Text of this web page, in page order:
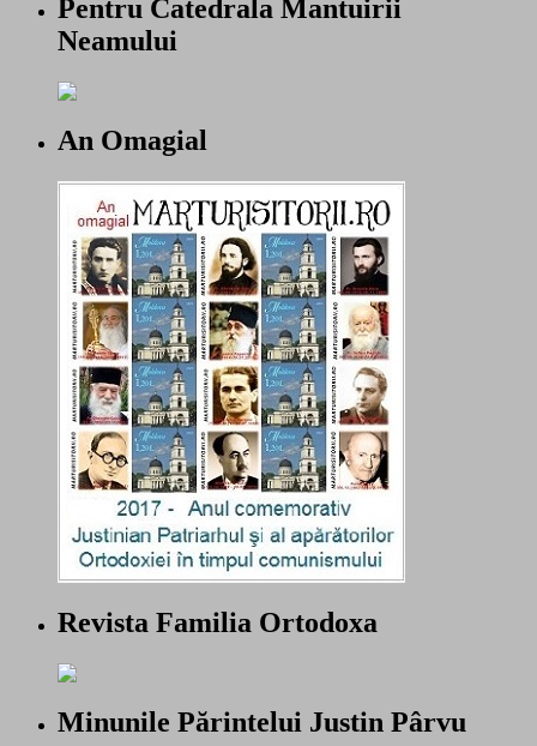
Pentru Catedrala Mantuirii
Neamului
An Omagial
Revista Familia Ortodoxa
Minunile Părintelui Justin Pârvu